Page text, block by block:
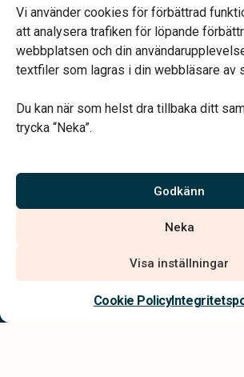
Vi använder cookies för förbättrad
att analysera trafiken för löpande
webbplatsen och din
textfiler som lagras i din webbläsare av
Du kan när som helst dra tillbaka ditt
trycka “Neka”.
Godkänn
Neka
Visa inställningar
Cookie Policy
Vardagar 09.00–13.00.
Telefonjour dygnet runt.
Vi är auktoriserade av Sveriges
har högt ställda krav på utbildning, kvalitet,